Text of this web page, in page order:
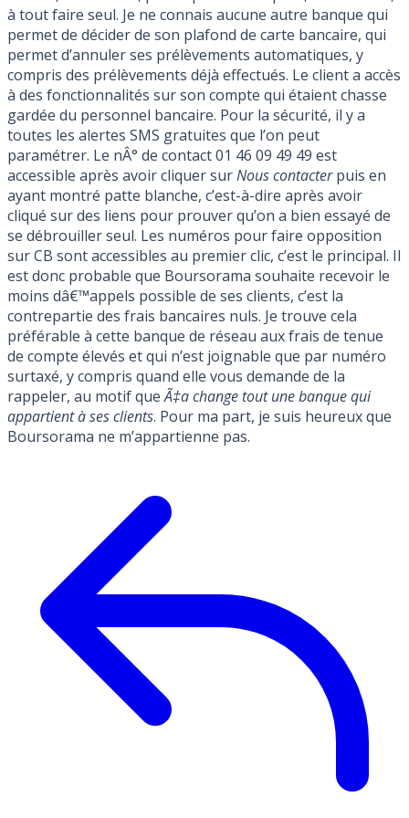
à tout faire seul. Je ne connais aucune autre banque qui
permet de décider de son plafond de carte bancaire, qui
permet d’annuler ses prélèvements automatiques, y
compris des prélèvements déjà effectués. Le client a accès
à des fonctionnalités sur son compte qui étaient chasse
gardée du personnel bancaire. Pour la sécurité, il y a
toutes les alertes SMS gratuites que l’on peut
paramétrer. Le nÂ° de contact 01 46 09 49 49 est
accessible après avoir cliquer surNous contacterpuis en
ayant montré patte blanche, c’est-à-dire après avoir
cliqué sur des liens pour prouver qu’on a bien essayé de
se débrouiller seul. Les numéros pour faire opposition
sur CB sont accessibles au premier clic, c’est le principal. Il
est donc probable que Boursorama souhaite recevoir le
moins dâ€™appels possible de ses clients, c’est la
contrepartie des frais bancaires nuls. Je trouve cela
préférable à cette banque de réseau aux frais de tenue
de compte élevés et qui n’est joignable que par numéro
surtaxé, y compris quand elle vous demande de la
rappeler, au motif queÃ‡a change tout une banque qui
appartient à ses clients. Pour ma part, je suis heureux que
Boursorama ne m’appartienne pas.